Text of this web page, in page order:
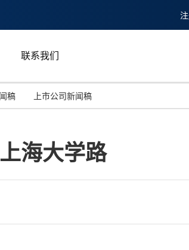
联系我们
投资并购
能源化工与环保
马来西亚
稿 上市公司新闻稿
海大学路